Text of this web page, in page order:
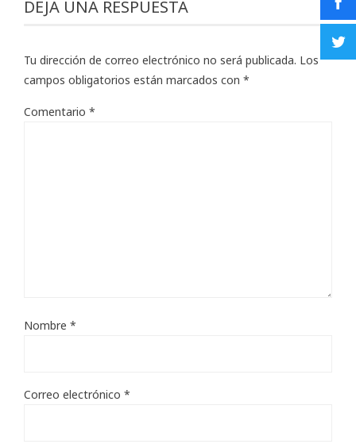
DEJA UNA RESPUESTA
Tu dirección de correo electrónico no será publicada. Los
campos obligatorios están marcados con *
Comentario *
Nombre *
Correo electrónico *